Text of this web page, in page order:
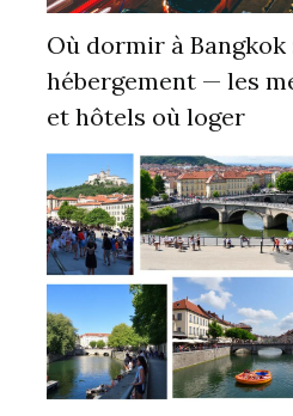
Où dormir à Bangkok
hébergement — les
et hôtels où loger